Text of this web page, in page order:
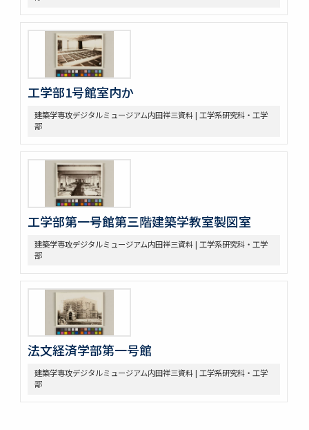
工学部1号館室内か
建築学専攻デジタルミュージアム内田祥三資料 | 工学系研究科・工学
部
工学部第一号館第三階建築学教室製図室
建築学専攻デジタルミュージアム内田祥三資料 | 工学系研究科・工学
部
法文経済学部第一号館
建築学専攻デジタルミュージアム内田祥三資料 | 工学系研究科・工学
部